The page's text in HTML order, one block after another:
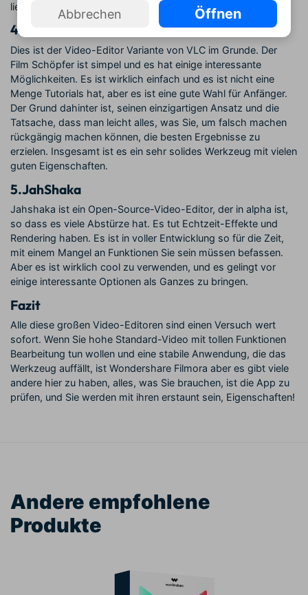
liefert, die Ihre Zeit wert sind.
4. VideoLan Movie Creator
Dies ist der Video-Editor Variante von VLC im Grunde. Der
Film Schöpfer ist simpel und es hat einige interessante
Möglichkeiten. Es ist wirklich einfach und es ist nicht eine
Menge Tutorials hat, aber es ist eine gute Wahl für Anfänger.
Der Grund dahinter ist, seinen einzigartigen Ansatz und die
Tatsache, dass man leicht alles, was Sie, um falsch machen
rückgängig machen können, die besten Ergebnisse zu
erzielen. Insgesamt ist es ein sehr solides Werkzeug mit vielen
guten Eigenschaften.
5.JahShaka
Jahshaka ist ein Open-Source-Video-Editor, der in alpha ist,
so dass es viele Abstürze hat. Es tut Echtzeit-Effekte und
Rendering haben. Es ist in voller Entwicklung so für die Zeit,
mit einem Mangel an Funktionen Sie sein müssen befassen.
Aber es ist wirklich cool zu verwenden, und es gelingt vor
einige interessante Optionen als Ganzes zu bringen.
Fazit
Alle diese großen Video-Editoren sind einen Versuch wert
sofort. Wenn Sie hohe Standard-Video mit tollen Funktionen
Bearbeitung tun wollen und eine stabile Anwendung, die das
Werkzeug auffällt, ist Wondershare Filmora aber es gibt viele
andere hier zu haben, alles, was Sie brauchen, ist die App zu
prüfen, und Sie werden mit ihren erstaunt sein, Eigenschaften!
Andere empfohlene
Produkte
Abbrechen Öffnen